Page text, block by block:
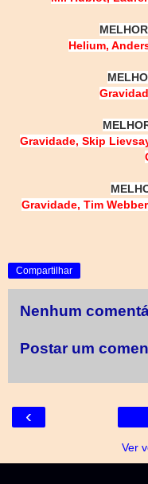
Helium,
Gravidade, Skip
Gravidade, Tim
Compartilhar
Nenhum
Postar um
‹
Ver